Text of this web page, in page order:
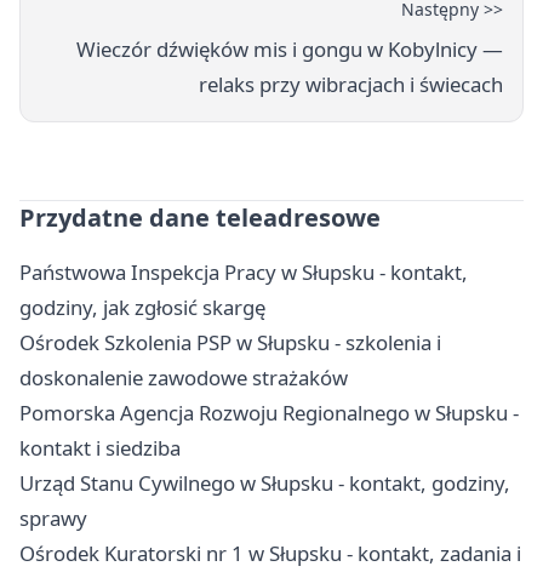
Następny >>
Wieczór dźwięków mis i gongu w Kobylnicy —
relaks przy wibracjach i świecach
Przydatne dane teleadresowe
Państwowa Inspekcja Pracy w Słupsku - kontakt,
godziny, jak zgłosić skargę
Ośrodek Szkolenia PSP w Słupsku - szkolenia i
doskonalenie zawodowe strażaków
Pomorska Agencja Rozwoju Regionalnego w Słupsku -
kontakt i siedziba
Urząd Stanu Cywilnego w Słupsku - kontakt, godziny,
sprawy
Ośrodek Kuratorski nr 1 w Słupsku - kontakt, zadania i